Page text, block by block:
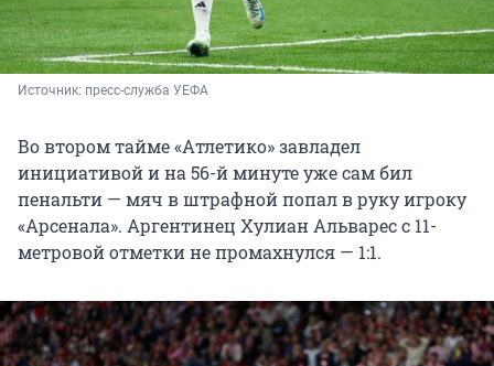
Источник: пресс-служба УЕФА
Во втором тайме «Атлетико» завладел
инициативой и на 56-й минуте уже сам бил
пенальти — мяч в штрафной попал в руку игроку
«Арсенала». Аргентинец Хулиан Альварес с 11-
метровой отметки не промахнулся — 1:1.